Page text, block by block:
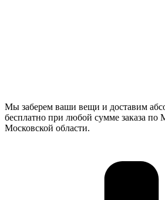
Мы заберем ваши вещи и доставим
бесплатно при любой сумме заказа по
Московской области.